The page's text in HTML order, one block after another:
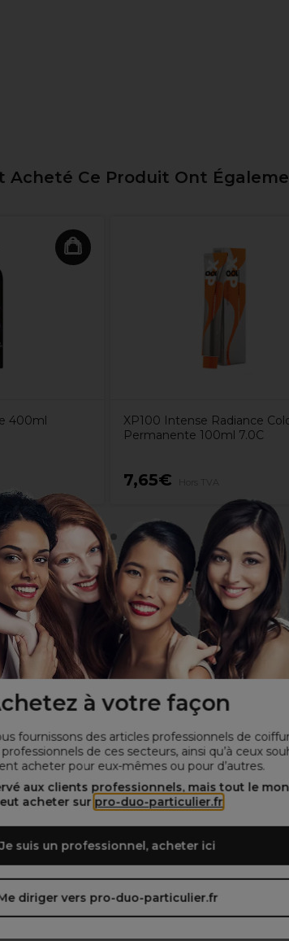
à votre façon
fournissons des articles professionnels de
de ces secteurs, ainsi qu’à ceux
acheter pour eux-mêmes ou pour d’autres.
aux clients professionnels, mais tout le
acheter sur pro-duo-particulier.fr
Je suis un professionnel, acheter ici
diriger vers pro-duo-particulier.fr
Acheté Ce Produit Ont
400ml
XP100 Intense Radiance
Permanente 100ml 7.0C
7,65€